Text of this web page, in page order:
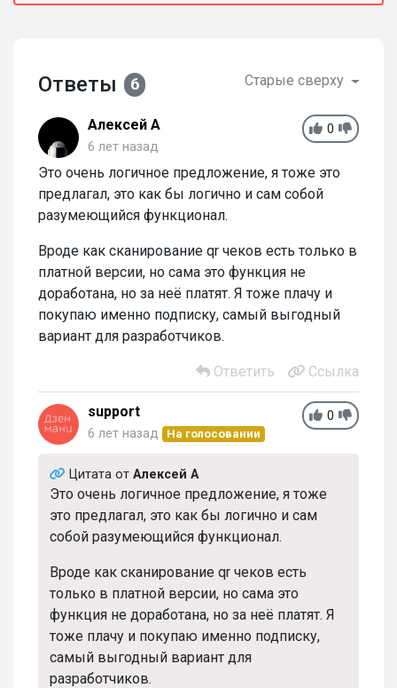
Ответы 6 Старые сверху
0
Алексей А
6 лет назад
Это очень логичное предложение, я тоже это
предлагал, это как бы логично и сам собой
разумеющийся функционал.
Вроде как сканирование qr чеков есть только в
платной версии, но сама это функция не
доработана, но за неё платят. Я тоже плачу и
покупаю именно подписку, самый выгодный
вариант для разработчиков.
Ответить Ссылка
0
support
6 лет назад На голосовании
Цитата от Алексей А
Это очень логичное предложение, я тоже
это предлагал, это как бы логично и сам
собой разумеющийся функционал.
Вроде как сканирование qr чеков есть
только в платной версии, но сама это
функция не доработана, но за неё платят. Я
тоже плачу и покупаю именно подписку,
самый выгодный вариант для
разработчиков.